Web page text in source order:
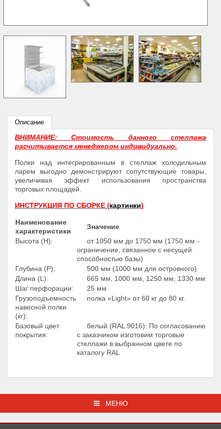
Описание
ВНИМАНИЕ: Стоимость данного стеллажа
расчитывается менеджером индивидуально.
Полки над интегрированным в стеллаж холодильным
ларем выгодно демонстрируют сопутствующие товары,
увеличивая эффект использования пространства
торговых площадей.
ИНСТРУКЦИЯ ПО СБОРКЕ (картинки)
Наименование
характеристики
Значение
Высота (Н):
от 1050 мм до 1750 мм (1750 мм -
ограничение, связанное с несущей
способностью базы)
Глубина (Р):
500 мм (1000 мм для островного)
Длина (L):
665 мм, 1000 мм, 1250 мм, 1330 мм
Шаг перфорации:
25 мм
Грузоподъемность
навесной полки
(кг):
полка «Light» от 60 кг до 80 кг.
Базовый цвет
покрытия:
белый (RAL 9016). По согласованию
с заказчиком изготовим торговые
стеллажи в выбранном цвете по
каталогу RAL
МЕНЮ